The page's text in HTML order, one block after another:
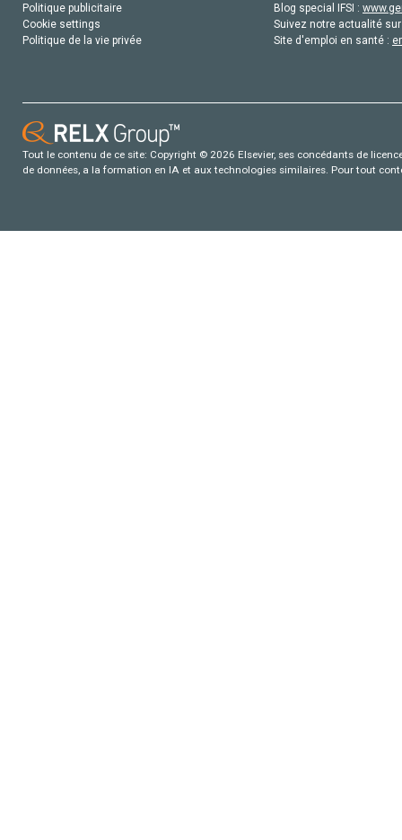
Politique publicitaire
Cookie settings
Politique de la vie privée
Blog special IFSI :
Suivez notre actualité
Site d'emploi en santé :
Tout le contenu de ce site: Copyright © 2026 Elsevier, ses concédants de
de données, a la formation en IA et aux technologies similaires. Pour tout